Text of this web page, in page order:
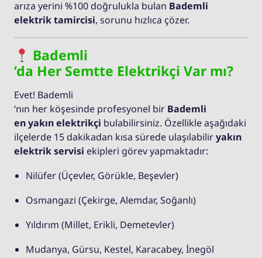
arıza yerini %100 doğrulukla bulan Bademli
elektrik tamircisi, sorunu hızlıca çözer.
Bademli
’da Her Semtte Elektrikçi Var mı?
Evet! Bademli
‘nın her köşesinde profesyonel bir Bademli
en yakın elektrikçi bulabilirsiniz. Özellikle aşağıdaki
ilçelerde 15 dakikadan kısa sürede ulaşılabiliryakın
elektrik servisi ekipleri görev yapmaktadır:
Nilüfer (Üçevler, Görükle, Beşevler)
Osmangazi (Çekirge, Alemdar, Soğanlı)
Yıldırım (Millet, Erikli, Demetevler)
Mudanya, Gürsu, Kestel, Karacabey, İnegöl